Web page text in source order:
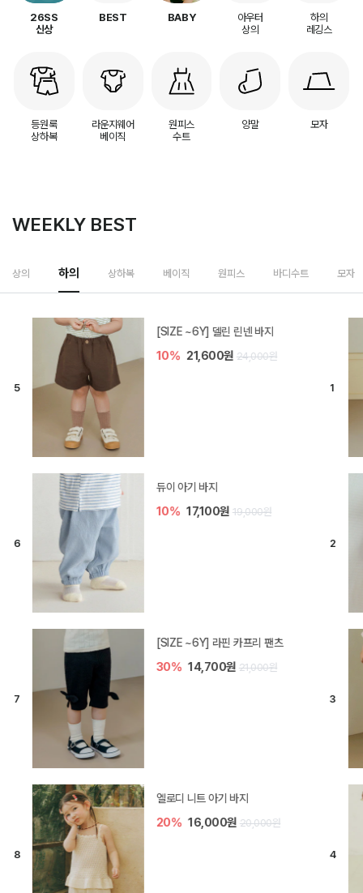
26SS
신상
BEST BABY
아우터
상의
하의
레깅스
등원룩
상하복
라운지웨어
베이직
원피스
수트
양말 모자
WEEKLY BEST
상의 하의 상하복 베이직 원피스 바디수트 모자
[SIZE ~6Y] 델린 린넨 바지
10% 21,600원 24,000원
듀이 아기 바지
10% 17,100원 19,000원
[SIZE ~6Y] 라핀 카프리 팬츠
30% 14,700원 21,000원
엘로디 니트 아기 바지
20% 16,000원 20,000원